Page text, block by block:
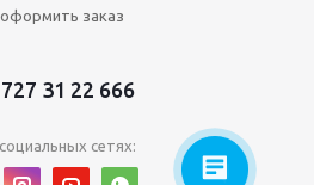
заказ
31 22 666
сетях: